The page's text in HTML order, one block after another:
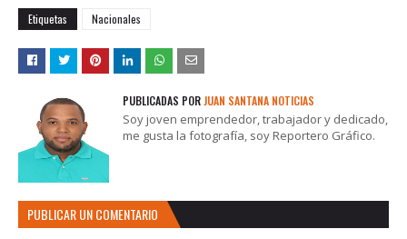
Etiquetas Nacionales
PUBLICADAS PORJUAN SANTANA NOTICIAS
Soy joven emprendedor, trabajador y dedicado,
me gusta la fotografía, soy Reportero Gráfico.
PUBLICAR UN COMENTARIO